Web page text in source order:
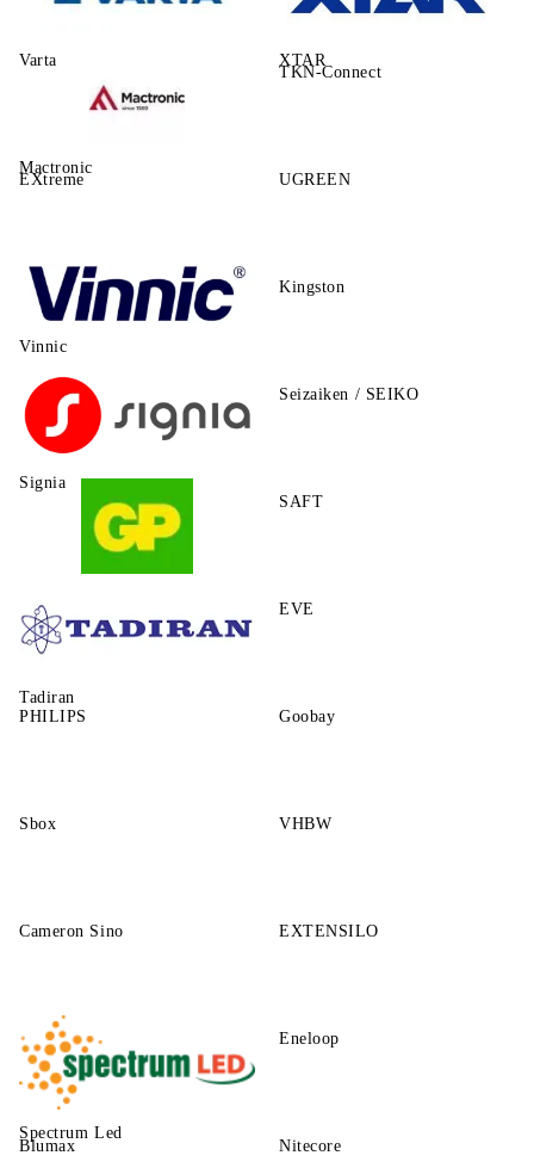
Varta XTAR
Mactronic
TKN-Connect
EXtreme UGREEN
Vinnic
Kingston
Signia
Seizaiken / SEIKO
SAFT
Tadiran
EVE
PHILIPS Goobay
Sbox VHBW
Cameron Sino EXTENSILO
Spectrum Led
Eneloop
Blumax Nitecore